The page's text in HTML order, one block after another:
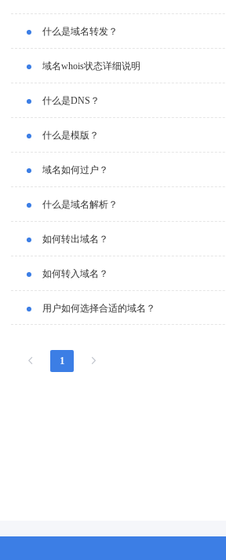
什么是域名转发？
域名whois状态详细说明
什么是DNS？
什么是模版？
域名如何过户？
什么是域名解析？
如何转出域名？
如何转入域名？
用户如何选择合适的域名？
1